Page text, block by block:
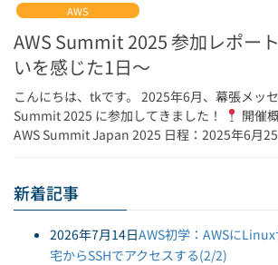
AWS
AWS Summit 2025 参加レポー
いを感じた1日〜
こんにちは、tkです。 2025年6月、幕張メッ
Summit 2025 に参加してきました！
開催
AWS Summit Japan 2025 日程：2025年6月
新着記事
2026年7月14日AWS初学：AWSに
宅からSSHでアクセスする(2/2)